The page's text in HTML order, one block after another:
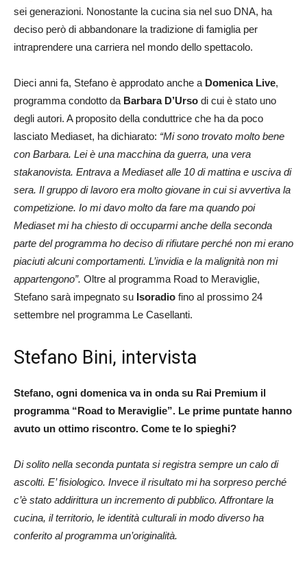
sei generazioni. Nonostante la cucina sia nel suo DNA, ha
deciso però di abbandonare la tradizione di famiglia per
intraprendere una carriera nel mondo dello spettacolo.
Dieci anni fa, Stefano è approdato anche a Domenica Live,
programma condotto da Barbara D’Urso di cui è stato uno
degli autori. A proposito della conduttrice che ha da poco
lasciato Mediaset, ha dichiarato: “Mi sono trovato molto bene
con Barbara. Lei è una macchina da guerra, una vera
stakanovista. Entrava a Mediaset alle 10 di mattina e usciva di
sera. Il gruppo di lavoro era molto giovane in cui si avvertiva la
competizione. Io mi davo molto da fare ma quando poi
Mediaset mi ha chiesto di occuparmi anche della seconda
parte del programma ho deciso di rifiutare perché non mi erano
piaciuti alcuni comportamenti. L’invidia e la malignità non mi
appartengono”. Oltre al programma Road to Meraviglie,
Stefano sarà impegnato su Isoradio fino al prossimo 24
settembre nel programma Le Casellanti.
Stefano Bini, intervista
Stefano, ogni domenica va in onda su Rai Premium il
programma “Road to Meraviglie”. Le prime puntate hanno
avuto un ottimo riscontro. Come te lo spieghi?
Di solito nella seconda puntata si registra sempre un calo di
ascolti. E’ fisiologico. Invece il risultato mi ha sorpreso perché
c’è stato addirittura un incremento di pubblico. Affrontare la
cucina, il territorio, le identità culturali in modo diverso ha
conferito al programma un’originalità.